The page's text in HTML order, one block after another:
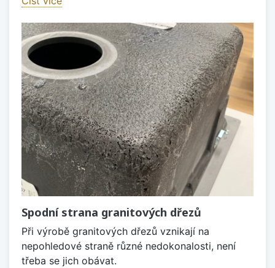
Spodní strana granitových dřezů
Při výrobě granitových dřezů vznikají na
nepohledové straně různé nedokonalosti, není
třeba se jich obávat.